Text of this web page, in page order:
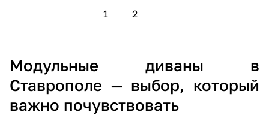
1 2
Модульные диваны в
Ставрополе — выбор, который
важно почувствовать